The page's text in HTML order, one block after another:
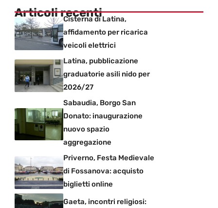
Articoli recenti
Cisterna di Latina,
affidamento per ricarica
veicoli elettrici
Latina, pubblicazione
graduatorie asili nido per
2026/27
Sabaudia, Borgo San
Donato: inaugurazione
nuovo spazio
aggregazione
Priverno, Festa Medievale
di Fossanova: acquisto
biglietti online
Gaeta, incontri religiosi: